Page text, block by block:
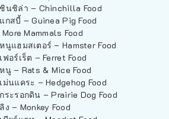
นชิล่า – Chinchilla Food
กสบี้ – Guinea Pig Food
Mammals Food
นูแฮมสเตอร์ – Hamster Food
ฟอร์เร็ต – Ferret Food
นู – Rats & Mice Food
ม่นแคระ – Hedgehog Food
ระรอกดิน – Prairie Dog Food
ง – Monkey Food